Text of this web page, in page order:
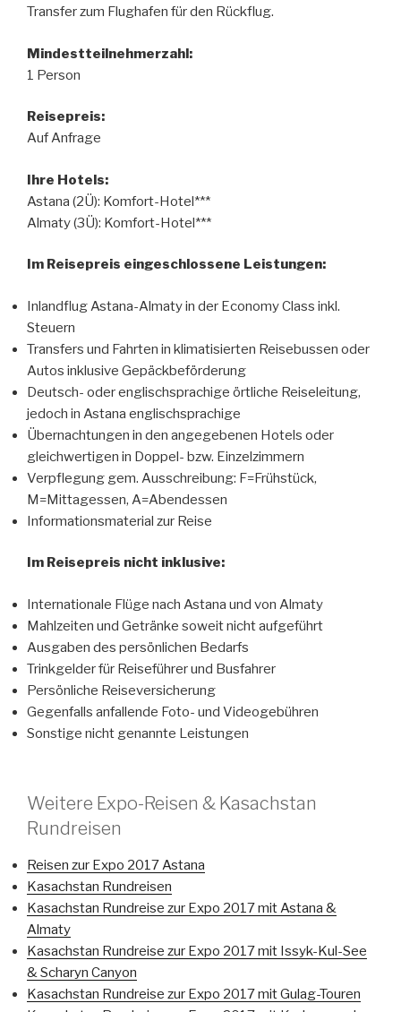
Transfer zum Flughafen für den Rückflug.
Mindestteilnehmerzahl:
1 Person
Reisepreis:
Auf Anfrage
Ihre Hotels:
Astana (2Ü): Komfort-Hotel***
Almaty (3Ü): Komfort-Hotel***
Im Reisepreis eingeschlossene Leistungen:
Inlandflug Astana-Almaty in der Economy Class inkl.
Steuern
Transfers und Fahrten in klimatisierten Reisebussen oder
Autos inklusive Gepäckbeförderung
Deutsch- oder englischsprachige örtliche Reiseleitung,
jedoch in Astana englischsprachige
Übernachtungen in den angegebenen Hotels oder
gleichwertigen in Doppel- bzw. Einzelzimmern
Verpflegung gem. Ausschreibung: F=Frühstück,
M=Mittagessen, A=Abendessen
Informationsmaterial zur Reise
Im Reisepreis nicht inklusive:
Internationale Flüge nach Astana und von Almaty
Mahlzeiten und Getränke soweit nicht aufgeführt
Ausgaben des persönlichen Bedarfs
Trinkgelder für Reiseführer und Busfahrer
Persönliche Reiseversicherung
Gegenfalls anfallende Foto- und Videogebühren
Sonstige nicht genannte Leistungen
Weitere Expo-Reisen & Kasachstan
Rundreisen
Reisen zur Expo 2017 Astana
Kasachstan Rundreisen
Kasachstan Rundreise zur Expo 2017 mit Astana &
Almaty
Kasachstan Rundreise zur Expo 2017 mit Issyk-Kul-See
& Scharyn Canyon
Kasachstan Rundreise zur Expo 2017 mit Gulag-Touren